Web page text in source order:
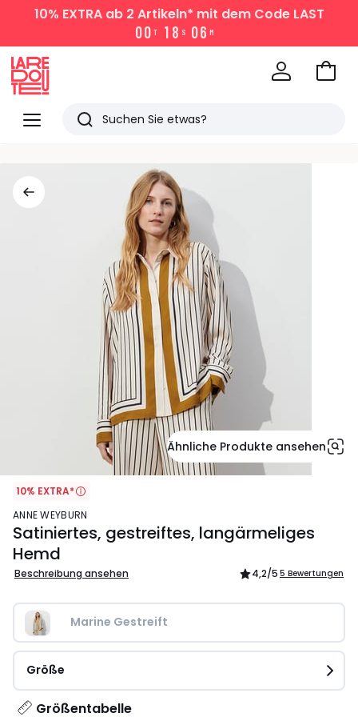
10% EXTRAab 2 Artikeln* mit dem Code LAST
00 T 1 8 S 06 M
Menü
Redoute
Suchen
angesehen
Zum
Ähnliche Produkte ansehen
10% EXTRA*
ANNE WEYBURN
Satiniertes, gestreiftes, langärmeliges
Hemd
Beschreibung ansehen 4,2/5 5 Bewertungen
Marine Gestreift
Größe
Größentabelle